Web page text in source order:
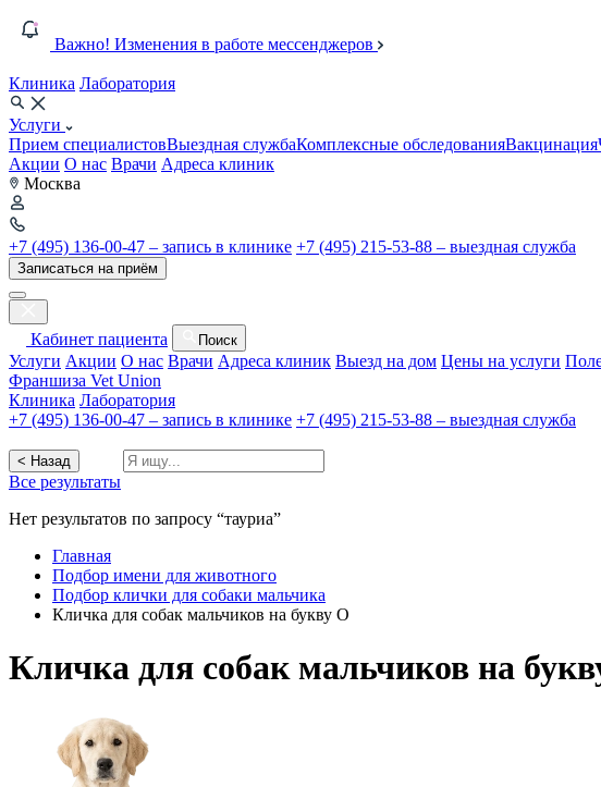
Важно! Изменения в работе мессенджеров
Клиника Лаборатория
Услуги
Прием специалистовВыездная службаКомплексные обследованияВакцинация
Акции О нас Врачи Адреса клиник
Москва
+7 (495) 136-00-47 – запись в клинике +7 (495) 215-53-88 – выездная служба
Записаться на приём
Кабинет пациента Поиск
Услуги Акции О нас Врачи Адреса клиник Выезд на дом Цены на услуги
Франшиза Vet Union
Клиника Лаборатория
+7 (495) 136-00-47 – запись в клинике +7 (495) 215-53-88 – выездная служба
< Назад
Все результаты
Нет результатов по запросу “тауриа”
Главная
Подбор имени для животного
Подбор клички для собаки мальчика
Кличка для собак мальчиков на букву О
Кличка для собак мальчиков на